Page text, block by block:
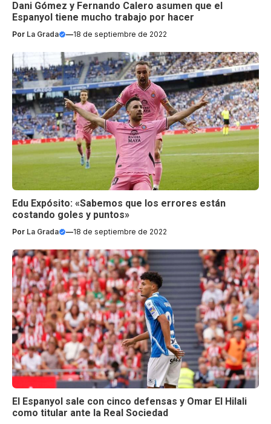
Dani Gómez y Fernando Calero asumen que el
Espanyol tiene mucho trabajo por hacer
Por La Grada —18 de septiembre de 2022
Edu Expósito: «Sabemos que los errores están
costando goles y puntos»
Por La Grada —18 de septiembre de 2022
El Espanyol sale con cinco defensas y Omar El Hilali
como titular ante la Real Sociedad